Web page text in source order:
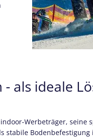
als ideale
Werbeträger,